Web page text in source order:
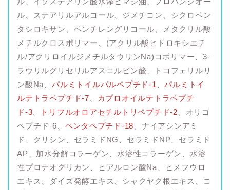
ル、ステアリルアルコール、ジメチコン、シクロペン
タシロキサン、ペンチレングリコール、メタクリル酸
メチルクロスポリマー、(アクリル酸ヒドロキシエチ
ル/アクリロイルジメチルタウリンNa)コポリマー、3-
ラウリルグリセリルアスコルビン酸、トコフェリルリ
ン酸Na、 パルミトイルパルペプチド-1 、パルミトイ
ルテトラペプチド-7
カプロオイルテトラペプチ
ド-3
トリフルオロアセチルトリペプチド-2 、オリゴ
ペプチド-6、 ペンタペプチド-18 、ナイアシンアミ
ド、クリシン、セラミドNG、セラミドNP、セラミド
AP、加水分解コラーゲン、水溶性コラーゲン、水溶
性プロテオグリカン、ヒアルロン酸Na、ヒメフウロ
エキス、ダイズ発酵エキス、シャクヤク根エキス、コ